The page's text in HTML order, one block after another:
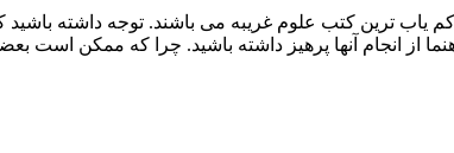
کتابها گلچینی از برترین و معروفترین و کم یاب ترین کتب علوم غریبه می باشند.
از انجام آنها پرهیز داشته باشید. چرا که ممکن است